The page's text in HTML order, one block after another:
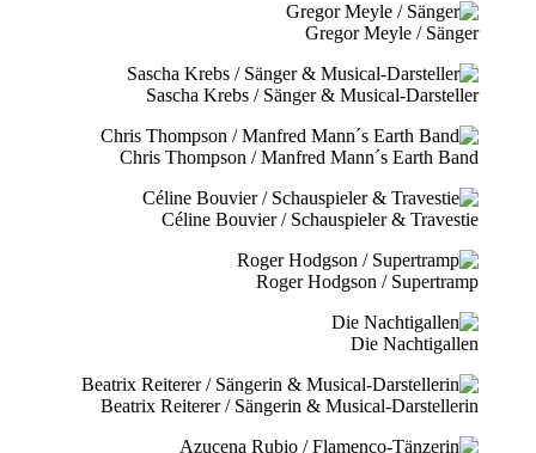
Gregor Meyle / Sänger
Sascha Krebs / Sänger & Musical-Darsteller
Chris Thompson / Manfred Mann´s Earth Band
Céline Bouvier / Schauspieler & Travestie
Roger Hodgson / Supertramp
Die Nachtigallen
Beatrix Reiterer / Sängerin & Musical-Darstellerin